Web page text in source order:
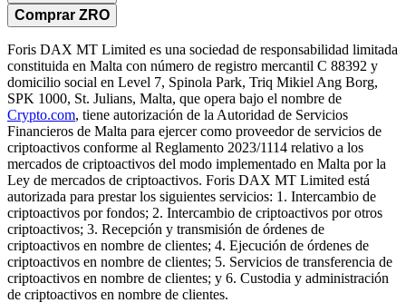
Comprar ZRO
Foris DAX MT Limited es una sociedad de responsabilidad limitada
constituida en Malta con número de registro mercantil C 88392 y
domicilio social en Level 7, Spinola Park, Triq Mikiel Ang Borg,
SPK 1000, St. Julians, Malta, que opera bajo el nombre de
Crypto.com, tiene autorización de la Autoridad de Servicios
Financieros de Malta para ejercer como proveedor de servicios de
criptoactivos conforme al Reglamento 2023/1114 relativo a los
mercados de criptoactivos del modo implementado en Malta por la
Ley de mercados de criptoactivos. Foris DAX MT Limited está
autorizada para prestar los siguientes servicios: 1. Intercambio de
criptoactivos por fondos; 2. Intercambio de criptoactivos por otros
criptoactivos; 3. Recepción y transmisión de órdenes de
criptoactivos en nombre de clientes; 4. Ejecución de órdenes de
criptoactivos en nombre de clientes; 5. Servicios de transferencia de
criptoactivos en nombre de clientes; y 6. Custodia y administración
de criptoactivos en nombre de clientes.